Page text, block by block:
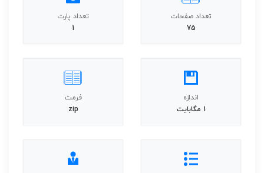
تعداد صفحات
75
تعداد پارت
1
اندازه
1 مگابایت
فرمت
zip